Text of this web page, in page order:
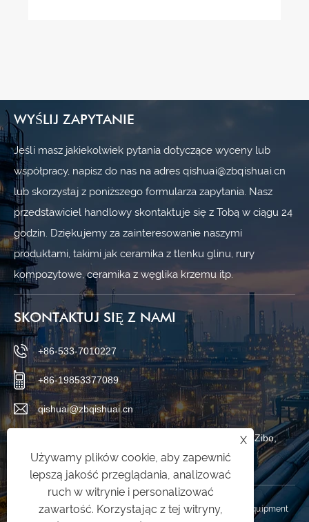
WYŚLIJ ZAPYTANIE
Jeśli masz jakiekolwiek pytania dotyczące wyceny lub
współpracy, napisz do nas na adres qishuai@zbqishuai.cn
lub skorzystaj z poniższego formularza zapytania. Nasz
przedstawiciel handlowy skontaktuje się z Tobą w ciągu 24
godzin. Dziękujemy za zainteresowanie naszymi
produktami, takimi jak ceramika z tlenku glinu, rury
kompozytowe, ceramika z węglika krzemu itp.
SKONTAKTUJ SIĘ Z NAMI
+86-533-7010227
+86-19853377089
qishuai@zbqishuai.cn
Park przemysłowy Phoenix, dystrykt Linzi, miasto Zibo,
prowincja Shandong, Chiny
Prawa autorskie © 2025 Shandong Qishuai Wear Resistant Equipment
X
Używamy plików cookie, aby zapewnić
lepszą jakość przeglądania, analizować
ruch w witrynie i personalizować
zawartość. Korzystając z tej witryny,